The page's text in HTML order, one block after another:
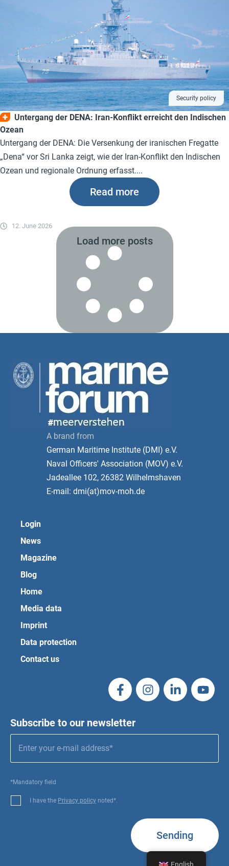
Security policy
Untergang der DENA: Iran-Konflikt erreicht den Indischen
Ozean
Untergang der DENA: Die Versenkung der iranischen Fregatte
„Dena“ vor Sri Lanka zeigt, wie der Iran-Konflikt den Indischen
Ozean und regionale Ordnung erfasst....
12. June 2026
Read more
Load more posts
A brand from
German Maritime Institute (DMI) e.V.
Naval Officers' Association (MOV) e.V.
Jadeallee 102, 26382 Wilhelmshaven
E-mail: dmi(at)mov-moh.de
Login
News
Magazine
Blog
Home
Media data
Imprint
Data protection
Contact us
Subscribe to our newsletter
*Mandatory field
I have the Privacy policy noted*.
Sending